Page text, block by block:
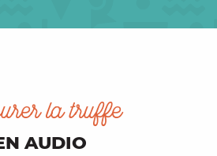
la truffe
AUDIO